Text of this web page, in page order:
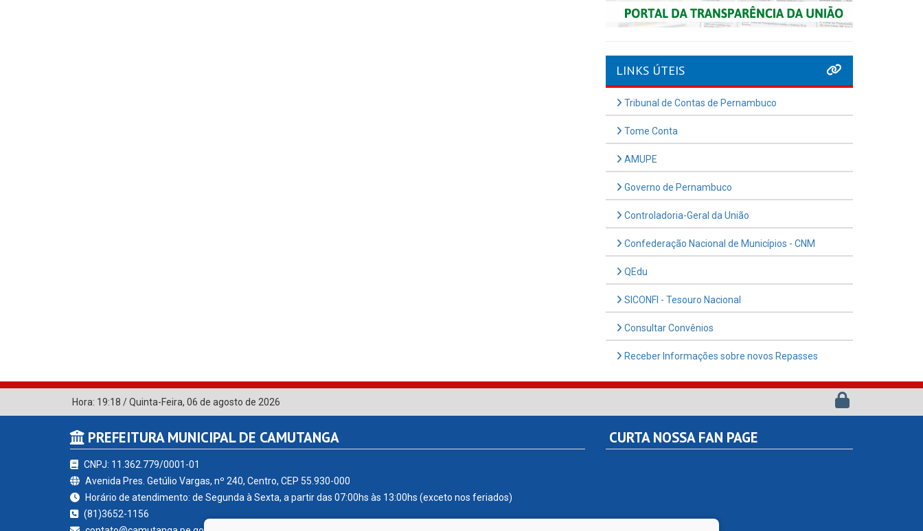
LINKS ÚTEIS
Tribunal de Contas de Pernambuco
Tome Conta
AMUPE
Governo de Pernambuco
Controladoria-Geral da União
Confederação Nacional de Municípios - CNM
QEdu
SICONFI - Tesouro Nacional
Consultar Convênios
Receber Informações sobre novos Repasses
Hora: 19:18 /Quinta-Feira, 06 de agosto de 2026
PREFEITURA MUNICIPAL DE CAMUTANGA
CNPJ: 11.362.779/0001-01
Avenida Pres. Getúlio Vargas, nº 240, Centro, CEP 55.930-000
Horário de atendimento: de Segunda à Sexta, a partir das 07:00hs às 13:00hs (exceto nos feriados)
(81)3652-1156
CURTA NOSSA FAN PAGE